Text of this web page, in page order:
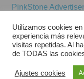
PinkStone
GSAS
Utilizamos cookies
experiencia más
visitas repetidas. Al
de TODAS las
Ajustes cookies